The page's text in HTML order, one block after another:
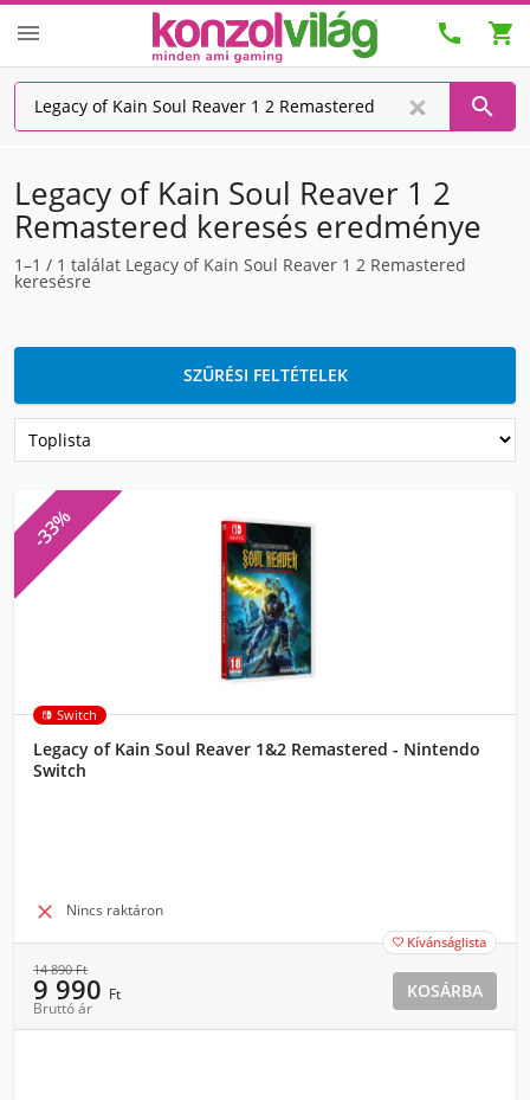
  

Legacy of Kain Soul Reaver 1 2
Remastered keresés eredménye
1–1 / 1 találat Legacy of Kain Soul Reaver 1 2 Remastered
keresésre
SZŰRÉSI FELTÉTELEK
-33%
Switch
Legacy of Kain Soul Reaver 1&2 Remastered - Nintendo
Switch
 Nincs raktáron
 Kívánságlista
14 890Ft
9 990 Ft
Bruttó ár
KOSÁRBA